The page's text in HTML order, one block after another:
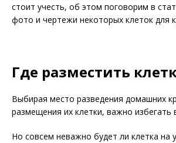
стоит учесть, об этом поговорим в
фото и чертежи некоторых клеток для
Где разместить
Выбирая место разведения домашних
размещения их клетки, важно избегать
Но совсем неважно будет ли клетка на